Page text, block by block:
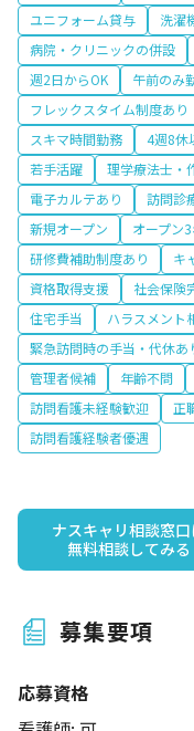
ユニフォーム貸与
洗濯
病院・クリニックの併設
週2日からOK
午前のみ
フレックスタイム制度あり
スキマ時間勤務
4週8休
若手活躍
理学療法士・
電子カルテあり
訪問診
新規オープン
オープン
研修費補助制度あり
キ
資格取得支援
社会保険
住宅手当
ハラスメント
緊急訪問時の手当・代休あ
管理者候補
年齢不問
訪問看護未経験歓迎
正
訪問看護経験者優遇
ナスキャリ相談窓口
無料相談してみる
募集要項
応募資格